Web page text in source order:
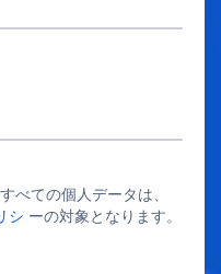
べての個人データは、
シ ーの対象となります。